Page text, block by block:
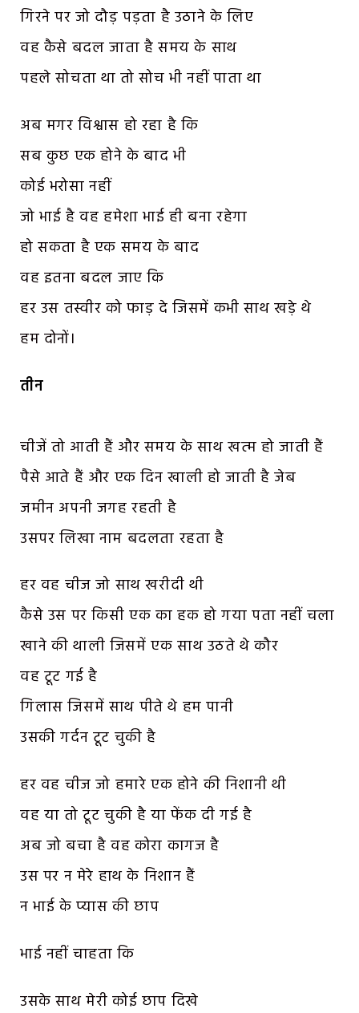
गिरने पर जो दौड़ पड़ता है उठाने के लिए
वह कैसे बदल जाता है समय के साथ
पहले सोचता था तो सोच भी नहीं पाता था
अब मगर विश्वास हो रहा है कि
सब कुछ एक होने के बाद भी
कोई भरोसा नहीं
जो भाई है वह हमेशा भाई ही बना रहेगा
हो सकता है एक समय के बाद
वह इतना बदल जाए कि
हर उस तस्वीर को फाड़ दे जिसमें कभी साथ खड़े थे
हम दोनों।
तीन
चीजें तो आती हैं और समय के साथ खत्म हो जाती हैं
पैसे आते हैं और एक दिन खाली हो जाती है जेब
जमीन अपनी जगह रहती है
उसपर लिखा नाम बदलता रहता है
हर वह चीज जो साथ खरीदी थी
कैसे उस पर किसी एक का हक हो गया पता नहीं चला
खाने की थाली जिसमें एक साथ उठते थे कौर
वह टूट गई है
गिलास जिसमें साथ पीते थे हम पानी
उसकी गर्दन टूट चुकी है
हर वह चीज जो हमारे एक होने की निशानी थी
वह या तो टूट चुकी है या फेंक दी गई है
अब जो बचा है वह कोरा कागज है
उस पर न मेरे हाथ के निशान हैं
न भाई के प्यास की छाप
भाई नहीं चाहता कि
उसके साथ मेरी कोई छाप दिखे